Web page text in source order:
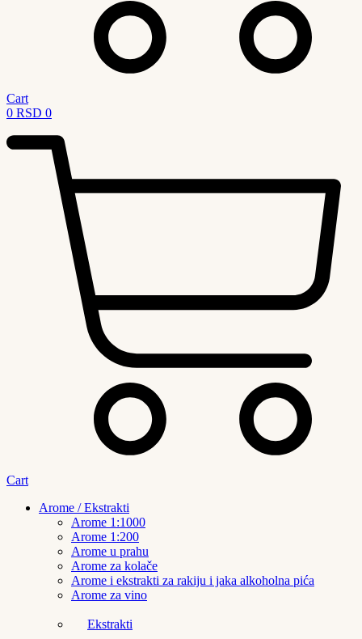
Cart
0 RSD 0
Cart
Arome / Ekstrakti
Arome 1:1000
Arome 1:200
Arome u prahu
Arome za kolače
Arome i ekstrakti za rakiju i jaka alkoholna pića
Arome za vino
Ekstrakti